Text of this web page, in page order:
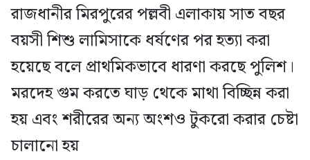
রাজধানীর মিরপুরের পল্লবী এলাকায় সাত বছর
বয়সী শিশু লামিসাকে ধর্ষণের পর হত্যা করা
হয়েছে বলে প্রাথমিকভাবে ধারণা করছে পুলিশ।
মরদেহ গুম করতে ঘাড় থেকে মাথা বিচ্ছিন্ন করা
হয় এবং শরীরের অন্য অংশও টুকরো করার চেষ্টা
চালানো হয়